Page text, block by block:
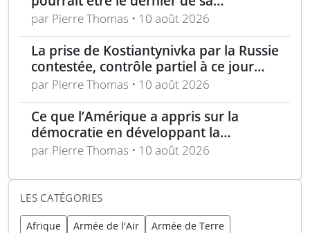
génération
par Pierre Thomas • 10 août 2026
La prise de Kostiantynivka par la Russie
contestée, contrôle partiel à ce jour
selon Londres
par Pierre Thomas • 10 août 2026
Ce que l’Amérique a appris sur la
démocratie en développant la
technologie furtive
par Pierre Thomas • 10 août 2026
LES CATÉGORIES
Afrique Armée de l'Air
Armée de Terre